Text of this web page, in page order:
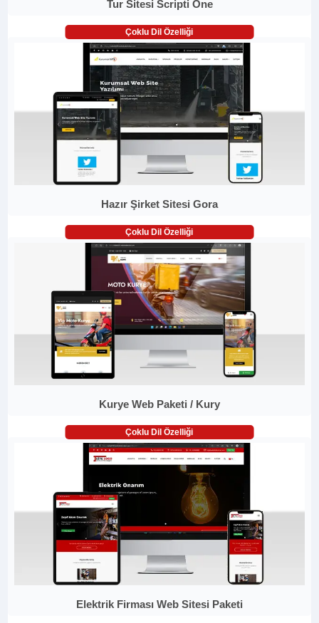
Tur Sitesi Scripti One
Çoklu Dil Özelliği
Hazır Şirket Sitesi Gora
Çoklu Dil Özelliği
Kurye Web Paketi / Kury
Çoklu Dil Özelliği
Elektrik Firması Web Sitesi Paketi